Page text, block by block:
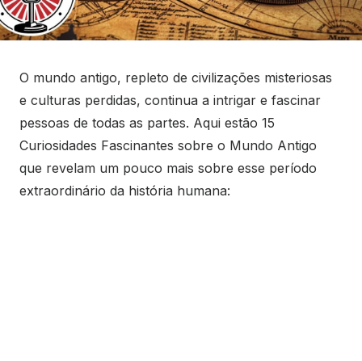
O mundo antigo, repleto de civilizações misteriosas
e culturas perdidas, continua a intrigar e fascinar
pessoas de todas as partes. Aqui estão 15
Curiosidades Fascinantes sobre o Mundo Antigo
que revelam um pouco mais sobre esse período
extraordinário da história humana: